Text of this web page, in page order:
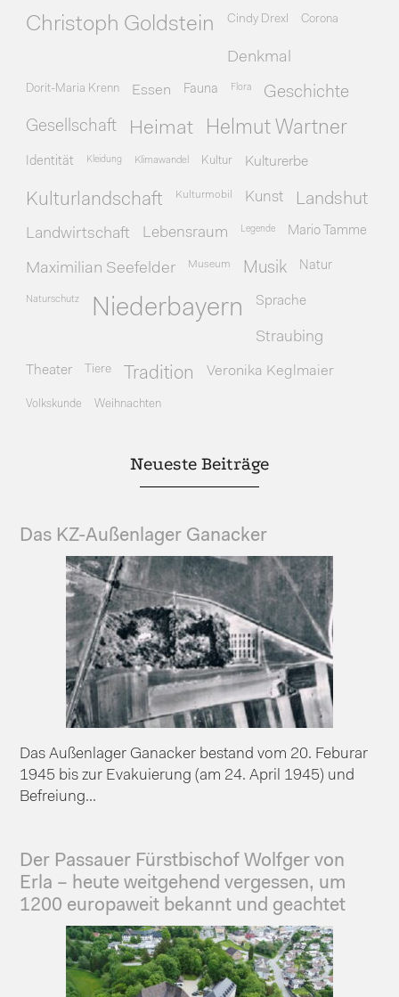
Christoph Goldstein Cindy Drexl Corona
Denkmal
Dorit-Maria Krenn Essen Fauna Flora Geschichte
Gesellschaft Heimat Helmut Wartner
Identität Kleidung Klimawandel Kultur Kulturerbe
Kulturlandschaft Kulturmobil Kunst Landshut
Landwirtschaft Lebensraum Legende Mario Tamme
Maximilian Seefelder Museum Musik Natur
Naturschutz Niederbayern Sprache
Straubing
Theater Tiere Tradition Veronika Keglmaier
Volkskunde Weihnachten
Neueste Beiträge
Das KZ-Außenlager Ganacker
Das Außenlager Ganacker bestand vom 20. Feburar
1945 bis zur Evakuierung (am 24. April 1945) und
Befreiung...
Der Passauer Fürstbischof Wolfger von
Erla – heute weitgehend vergessen, um
1200 europaweit bekannt und geachtet